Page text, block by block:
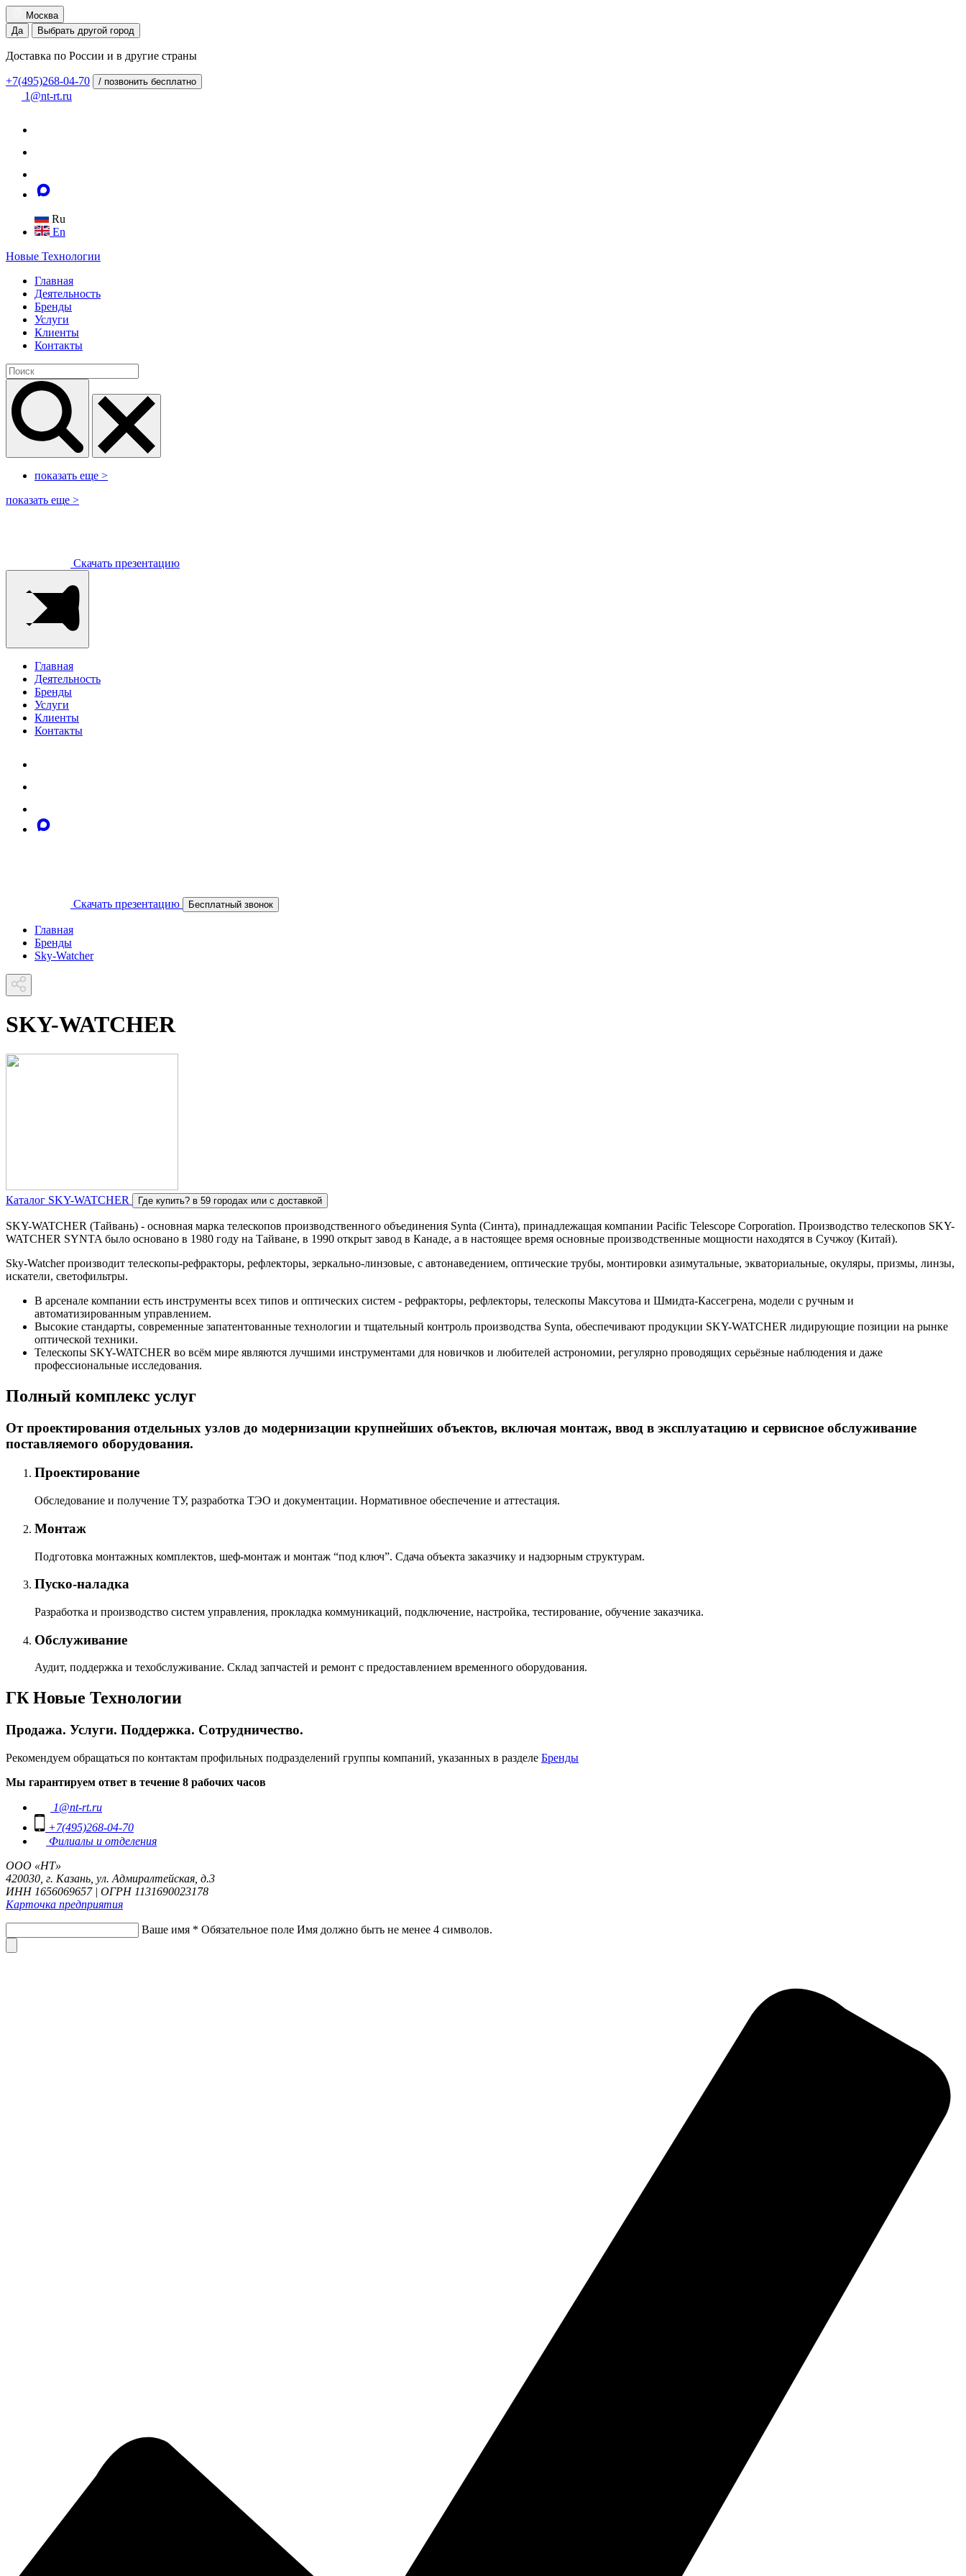
Москва
Да
Выбрать другой город
Доставка по России и в другие страны
+7(495)268-04-70 / позвонить бесплатно
1@nt-rt.ru
Ru
En
Новые Технологии
Главная
Деятельность
Бренды
Услуги
Клиенты
Контакты
показать еще >
показать еще >
Скачать презентацию
Главная
Деятельность
Бренды
Услуги
Клиенты
Контакты
Скачать презентацию Бесплатный звонок
Главная
Бренды
Sky-Watcher
SKY-WATCHER
Каталог SKY-WATCHER Где купить? в 59 городах или с доставкой
SKY-WATCHER (Тайвань) - основная марка телескопов производственного объединения Synta (Синта), принадлежащая компании Pacific Telescope Corporation. Производство телескопов SKY-
WATCHER SYNTA было основано в 1980 году на Тайване, в 1990 открыт завод в Канаде, а в настоящее время основные производственные мощности находятся в Сучжоу (Китай).
Sky-Watcher производит телескопы-рефракторы, рефлекторы, зеркально-линзовые, с автонаведением, оптические трубы, монтировки азимутальные, экваториальные, окуляры, призмы, линзы,
искатели, светофильтры.
В арсенале компании есть инструменты всех типов и оптических систем - рефракторы, рефлекторы, телескопы Максутова и Шмидта-Кассегрена, модели с ручным и
автоматизированным управлением.
Высокие стандарты, современные запатентованные технологии и тщательный контроль производства Synta, обеспечивают продукции SKY-WATCHER лидирующие позиции на рынке
оптической техники.
Телескопы SKY-WATCHER во всём мире являются лучшими инструментами для новичков и любителей астрономии, регулярно проводящих серьёзные наблюдения и даже
профессиональные исследования.
Полный комплекс услуг
От проектирования отдельных узлов до модернизации крупнейших объектов, включая монтаж, ввод в эксплуатацию и сервисное обслуживание
поставляемого оборудования.
Проектирование
Обследование и получение ТУ, разработка ТЭО и документации. Нормативное обеспечение и аттестация.
Монтаж
Подготовка монтажных комплектов, шеф-монтаж и монтаж “под ключ”. Сдача объекта заказчику и надзорным структурам.
Пуско-наладка
Разработка и производство систем управления, прокладка коммуникаций, подключение, настройка, тестирование, обучение заказчика.
Обслуживание
Аудит, поддержка и техобслуживание. Склад запчастей и ремонт с предоставлением временного оборудования.
ГК Новые Технологии
Продажа. Услуги. Поддержка. Сотрудничество.
Рекомендуем обращаться по контактам профильных подразделений группы компаний, указанных в разделе Бренды
Мы гарантируем ответ в течение 8 рабочих часов
1@nt-rt.ru
+7(495)268-04-70
Филиалы и отделения
ООО «НТ»
420030, г. Казань, ул. Адмиралтейская, д.3
ИНН 1656069657 | ОГРН 1131690023178
Карточка предприятия
Ваше имя * Обязательное поле Имя должно быть не менее 4 символов.